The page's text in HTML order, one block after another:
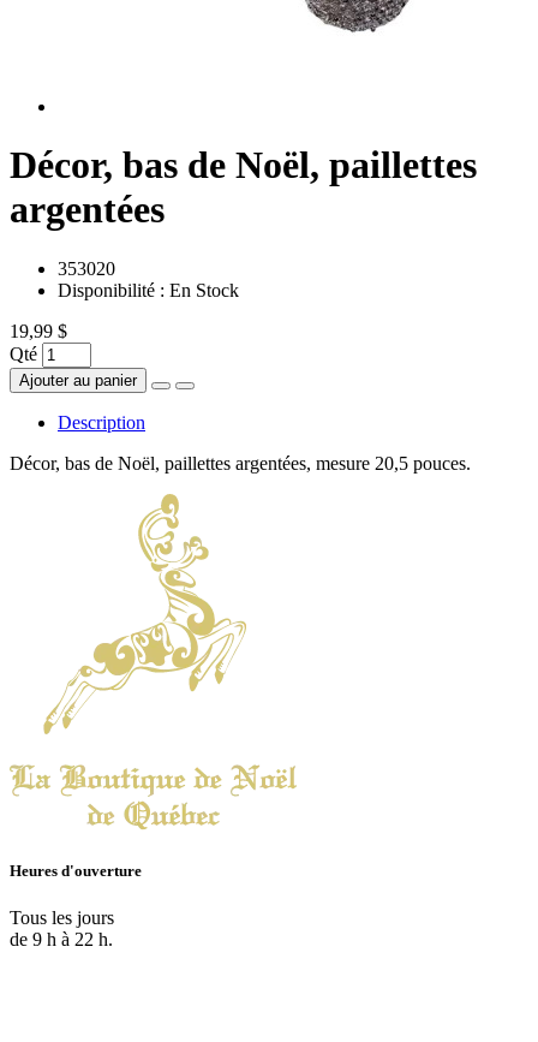
Décor, bas de Noël, paillettes
argentées
353020
Disponibilité : En Stock
19,99 $
Qté
Ajouter au panier
Description
Décor, bas de Noël, paillettes argentées, mesure 20,5 pouces.
Heures d'ouverture
Tous les jours
de 9 h à 22 h.